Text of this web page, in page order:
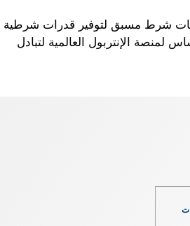
شرط مسبق لتوفير قدرات شرطية
لمنصة الإنتربول العالمية لتبادل